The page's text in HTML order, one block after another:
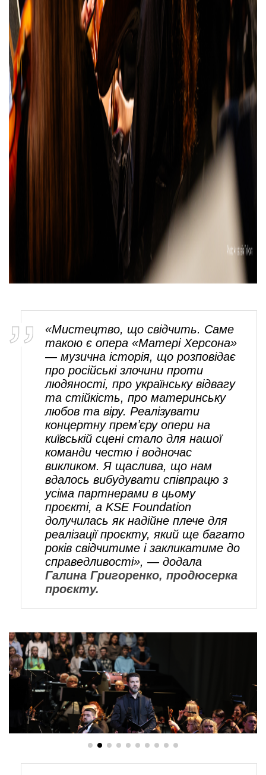
«Мистецтво, що свідчить. Саме
такою є опера «Матері Херсона»
— музична історія, що розповідає
про російські злочини проти
людяності, про українську відвагу
та стійкість, про материнську
любов та віру. Реалізувати
концертну премʼєру опери на
київській сцені стало для нашої
команди честю і водночас
викликом. Я щаслива, що нам
вдалось вибудувати співпрацю з
усіма партнерами в цьому
проєкті, а KSE Foundation
долучилась як надійне плече для
реалізації проєкту, який ще багато
років свідчитиме і закликатиме до
справедливості», — додала
Галина Григоренко, продюсерка
проєкту.